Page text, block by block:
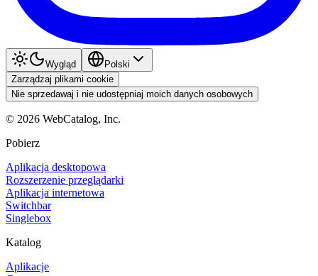
Wygląd
Polski
Zarządzaj plikami cookie
Nie sprzedawaj i nie udostępniaj moich danych osobowych
© 2026 WebCatalog, Inc.
Pobierz
Aplikacja desktopowa
Rozszerzenie przeglądarki
Aplikacja internetowa
Switchbar
Singlebox
Katalog
Aplikacje